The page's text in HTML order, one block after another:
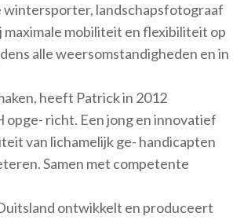
wintersporter, landschapsfotograaf
maximale mobiliteit en flexibiliteit op
alle weersomstandigheden en in
heeft Patrick in 2012
opge- richt. Een jong en innovatief
van lichamelijk ge- handicapten
Samen met competente
ontwikkelt en produceert